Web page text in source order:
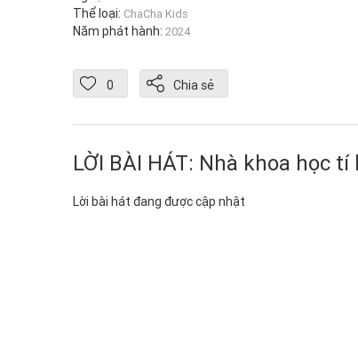
Thể loại: ChaCha Kids
Năm phát hành: 2024
0 Chia sẻ
LỜI BÀI HÁT: Nhà khoa học
Lời bài hát đang được cập nhật